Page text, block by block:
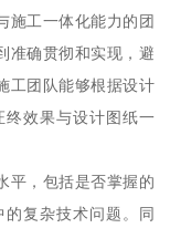
施工一体化能力的团
准确贯彻和实现，避
工团队能够根据设计
效果与设计图纸一
平，包括是否掌握的
复杂技术问题。同